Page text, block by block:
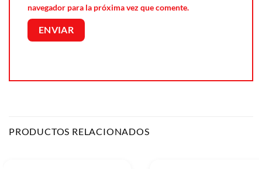
navegador para la próxima vez que comente.
PRODUCTOS RELACIONADOS